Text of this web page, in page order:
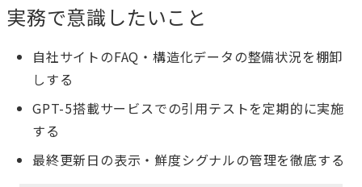
実務で意識したいこと
自社サイトのFAQ・構造化データの整備状況を棚卸
しする
GPT-5搭載サービスでの引用テストを定期的に実施
する
最終更新日の表示・鮮度シグナルの管理を徹底する